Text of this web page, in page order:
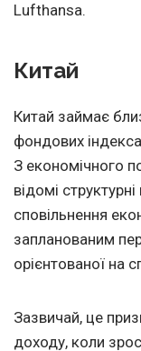
Lufthansa.
Китай
Китай займає
фондових
З економічного
відомі
сповільнення
запланованим
орієнтованої на
Зазвичай, це
доходу, коли